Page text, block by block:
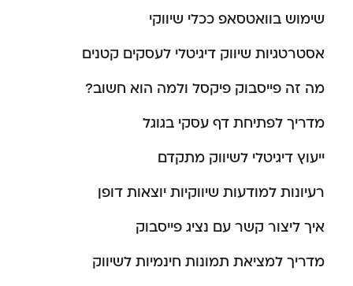
שימוש בוואטסאפ ככלי שיווקי
אסטרטגיות שיווק דיגיטלי לעסקים קטנים
מה זה פייסבוק פיקסל ולמה הוא חשוב?
מדריך לפתיחת דף עסקי בגוגל
ייעוץ דיגיטלי לשיווק מתקדם
רעיונות למודעות שיווקיות יוצאות דופן
איך ליצור קשר עם נציג פייסבוק
מדריך למציאת תמונות חינמיות לשיווק